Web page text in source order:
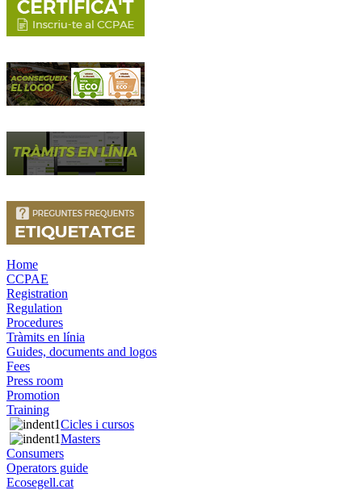
Home
CCPAE
Registration
Regulation
Procedures
Tràmits en línia
Guides, documents and logos
Fees
Press room
Promotion
Training
Cicles i cursos
Masters
Consumers
Operators guide
Ecosegell.cat